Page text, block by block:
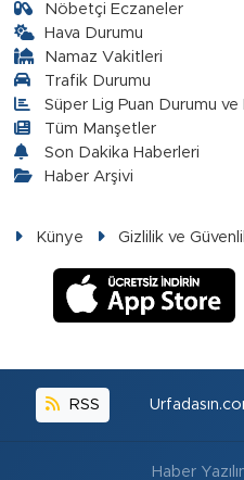
Nöbetçi Eczaneler
Hava Durumu
Namaz Vakitleri
Trafik Durumu
Süper Lig Puan Durumu ve
Tüm Manşetler
Son Dakika Haberleri
Haber Arşivi
Künye Gizlilik ve
RSS
Haber